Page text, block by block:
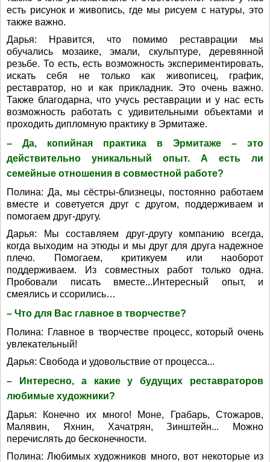
есть рисунок и живопись, где мы рисуем с натуры, это
также важно.
Дарья: Нравится, что помимо реставрации мы
обучались мозаике, эмали, скульптуре, деревянной
резьбе. То есть, есть возможность экспериментировать,
искать себя не только как живописец, график,
реставратор, но и как прикладник. Это очень важно.
Также благодарна, что учусь реставрации и у нас есть
возможность работать с удивительными объектами и
проходить дипломную практику в Эрмитаже.
– Да, копийная практика в Эрмитаже – это
действительно уникальный опыт. А есть ли
семейные отношения в совместной работе?
Полина: Да, мы сёстры-близнецы, постоянно работаем
вместе и советуется друг с другом, поддерживаем и
помогаем друг-другу.
Дарья: Мы составляем друг-другу компанию всегда,
когда выходим на этюды и мы друг для друга надежное
плечо. Помогаем, критикуем или наоборот
поддерживаем. Из совместных работ только одна.
Пробовали писать вместе...Интересный опыт, и
смеялись и ссорились…
– Что для Вас главное в творчестве?
Полина: Главное в творчестве процесс, который очень
увлекательный!
Дарья: Свобода и удовольствие от процесса...
– Интересно, а какие у будущих реставраторов
любимые художники?
Дарья: Конечно их много! Моне, Грабарь, Стожаров,
Малявин, Яхнин, Хачатрян, Зинштейн... Можно
перечислять до бесконечности.
Полина: Любимых художников много, вот некоторые из